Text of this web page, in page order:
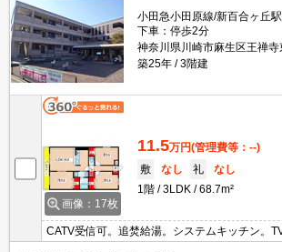
小田急小田原線/新百合ヶ丘
下車：停歩2分
神奈川県川崎市麻生区王禅寺
築25年
3階建
画像：17枚
11.5万円(管理費等：--)
敷
なし 礼
なし
1階
3LDK 68.7m²
CATV受信可。追焚給湯。システムキッチン。